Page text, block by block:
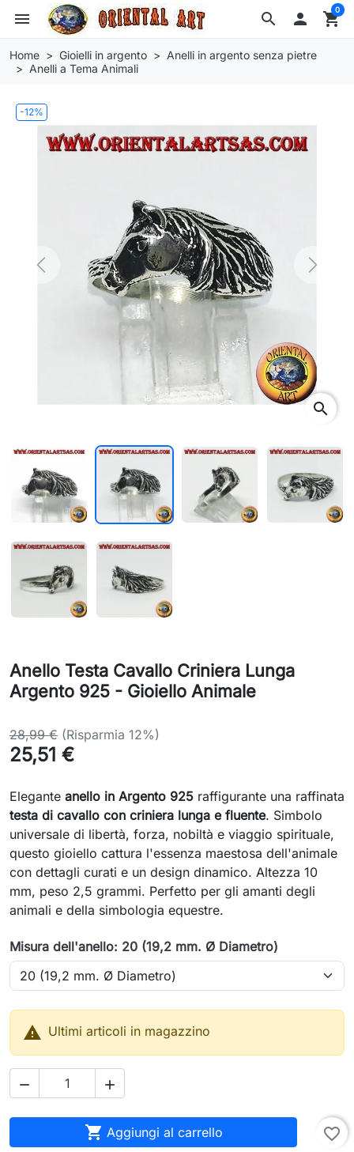
search
menu  shopping_cart
0
Home Gioielli in argento
Anelli in argento senza pietre
Anelli a Tema Animali
-12%
Previous Next
search
Anello Testa Cavallo Criniera Lunga
Argento 925 - Gioiello Animale
28,99 € (Risparmia 12%)
25,51 €
Elegante anello in Argento 925 raffigurante una raffinata
testa di cavallo con criniera lunga e fluente. Simbolo
universale di libertà, forza, nobiltà e viaggio spirituale,
questo gioiello cattura l'essenza maestosa dell'animale
con dettagli curati e un design dinamico. Altezza 10
mm, peso 2,5 grammi. Perfetto per gli amanti degli
animali e della simbologia equestre.
Misura dell'anello: 20 (19,2 mm. Ø Diametro)
 Ultimi articoli in magazzino
 
 Aggiungi al carrello favorite_border